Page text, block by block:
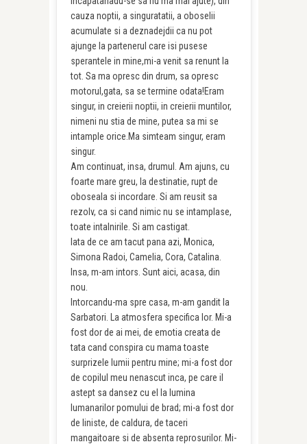
cauza noptii, a singuratatii, a oboselii
acumulate si a deznadejdii ca nu pot
ajunge la partenerul care isi pusese
sperantele in mine,mi-a venit sa renunt la
tot. Sa ma opresc din drum, sa opresc
motorul,gata, sa se termine odata!Eram
singur, in creierii noptii, in creierii muntilor,
nimeni nu stia de mine, putea sa mi se
intample orice.Ma simteam singur, eram
singur.
Am continuat, insa, drumul. Am ajuns, cu
foarte mare greu, la destinatie, rupt de
oboseala si incordare. Si am reusit sa
rezolv, ca si cand nimic nu se intamplase,
toate intalnirile. Si am castigat.
Iata de ce am tacut pana azi, Monica,
Simona Radoi, Camelia, Cora, Catalina.
Insa, m-am intors. Sunt aici, acasa, din
nou.
Intorcandu-ma spre casa, m-am gandit la
Sarbatori. La atmosfera specifica lor. Mi-a
fost dor de ai mei, de emotia creata de
tata cand conspira cu mama toaste
surprizele lumii pentru mine; mi-a fost dor
de copilul meu nenascut inca, pe care il
astept sa dansez cu el la lumina
lumanarilor pomului de brad; mi-a fost dor
de liniste, de caldura, de taceri
mangaitoare si de absenta reprosurilor. Mi-